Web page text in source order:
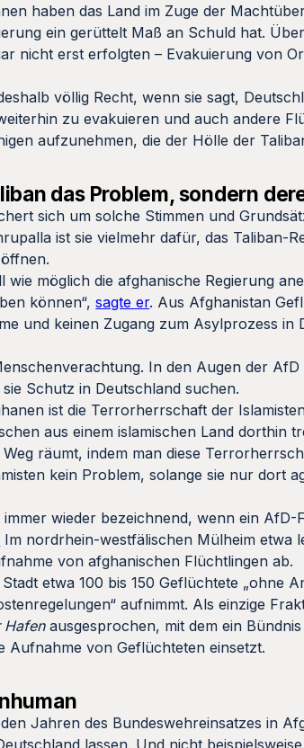
haben das Land im Zuge der
ein gerüttelt Maß an Schuld hat.
nicht erst erfolgten – Evakuierung von
völlig Recht, wenn sie sagt,
zu evakuieren und auch andere
aufzunehmen, die der Hölle der
das Problem, sondern
sich um solche Stimmen und
ist sie vielmehr dafür, das Taliban-
wie möglich die afghanische Regierung
können“,sagte er. Aus Afghanistan
und keinen Zugang zum Asylprozess in
In den Augen der AfD
Schutz in Deutschland suchen.
ist die Terrorherrschaft der
aus einem islamischen Land dorthin
räumt, indem man diese
kein Problem, solange sie nur dort
wieder bezeichnend, wenn ein
Im nordrhein-westfälischen Mülheim etwa
von afghanischen Flüchtlingen ab.
etwa 100 bis 150 Geflüchtete „ohne
aufnimmt. Als einzige
Hafenausgesprochen, mit dem ein
Aufnahme von Geflüchteten einsetzt.
Jahren des Bundeswehreinsatzes in